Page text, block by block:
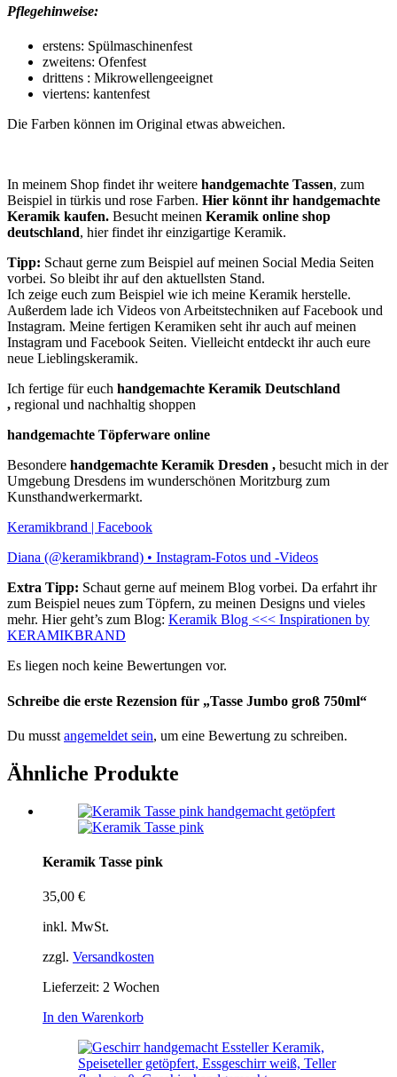
Pflegehinweise:
erstens: Spülmaschinenfest
zweitens: Ofenfest
drittens : Mikrowellengeeignet
viertens: kantenfest
Die Farben können im Original etwas abweichen.
In meinem Shop findet ihr weitere handgemachte Tassen, zum
Beispiel in türkis und rose Farben. Hier könnt ihr handgemachte
Keramik kaufen. Besucht meinen Keramik online shop
deutschland, hier findet ihr einzigartige Keramik.
Tipp: Schaut gerne zum Beispiel auf meinen Social Media Seiten
vorbei. So bleibt ihr auf den aktuellsten Stand.
Ich zeige euch zum Beispiel wie ich meine Keramik herstelle.
Außerdem lade ich Videos von Arbeitstechniken auf Facebook und
Instagram. Meine fertigen Keramiken seht ihr auch auf meinen
Instagram und Facebook Seiten. Vielleicht entdeckt ihr auch eure
neue Lieblingskeramik.
Ich fertige für euch handgemachte Keramik Deutschland
, regional und nachhaltig shoppen
handgemachte Töpferware online
Besondere handgemachte Keramik Dresden , besucht mich in der
Umgebung Dresdens im wunderschönen Moritzburg zum
Kunsthandwerkermarkt.
Keramikbrand | Facebook
Diana (@keramikbrand) • Instagram-Fotos und -Videos
Extra Tipp: Schaut gerne auf meinem Blog vorbei. Da erfahrt ihr
zum Beispiel neues zum Töpfern, zu meinen Designs und vieles
mehr. Hier geht’s zum Blog: Keramik Blog <<< Inspirationen by
KERAMIKBRAND
Es liegen noch keine Bewertungen vor.
Schreibe die erste Rezension für „Tasse Jumbo groß 750ml“
Du musst angemeldet sein, um eine Bewertung zu schreiben.
Ähnliche Produkte
Keramik Tasse pink
35,00 €
inkl. MwSt.
zzgl. Versandkosten
Lieferzeit: 2 Wochen
In den Warenkorb